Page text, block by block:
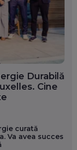
Durabilă
Cine
curată
Va avea succes